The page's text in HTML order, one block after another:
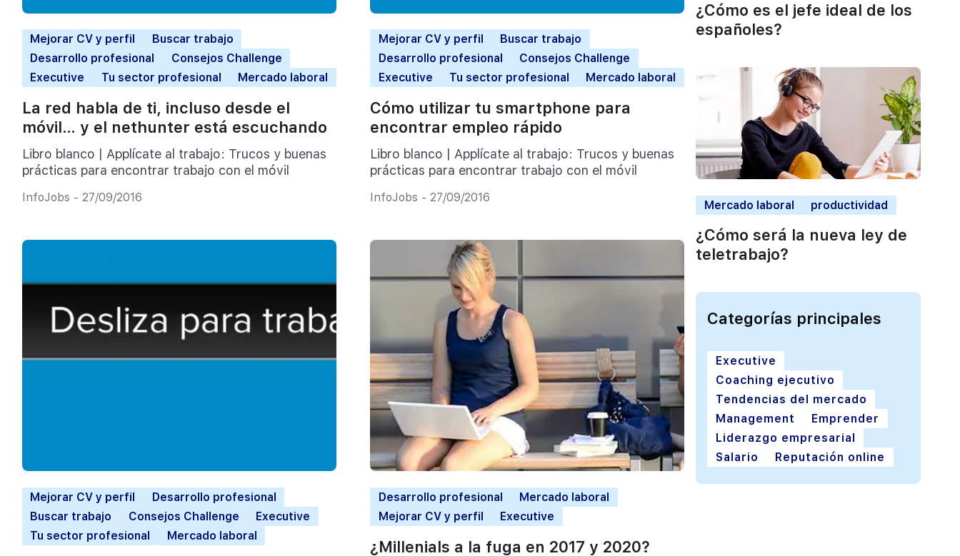
Mejorar CV y perfil
Buscar trabajo
Desarrollo profesional
Consejos Challenge
Executive
Tu sector profesional Mercado laboral
La red habla de ti, incluso desde el
móvil… y el nethunter está escuchando
Libro blanco | Applícate al trabajo: Trucos y buenas
prácticas para encontrar trabajo con el móvil
InfoJobs - 27/09/2016
Mejorar CV y perfil
Buscar trabajo
Desarrollo profesional
Consejos Challenge
Executive
Tu sector profesional Mercado laboral
Cómo utilizar tu smartphone para
encontrar empleo rápido
Libro blanco | Applícate al trabajo: Trucos y buenas
prácticas para encontrar trabajo con el móvil
InfoJobs - 27/09/2016
Mejorar CV y perfil
Desarrollo profesional
Buscar trabajo
Consejos Challenge
Executive
Tu sector profesional
Mercado laboral
Desarrollo profesional
Mercado laboral
Mejorar CV y perfil
Executive
¿Millenials a la fuga en 2017 y 2020?
¿Cómo es el jefe ideal de los
españoles?
Mercado laboral productividad
¿Cómo será la nueva ley de
teletrabajo?
Categorías principales
Executive
Coaching ejecutivo
Tendencias del mercado
Management
Emprender
Liderazgo empresarial
Salario
Reputación online